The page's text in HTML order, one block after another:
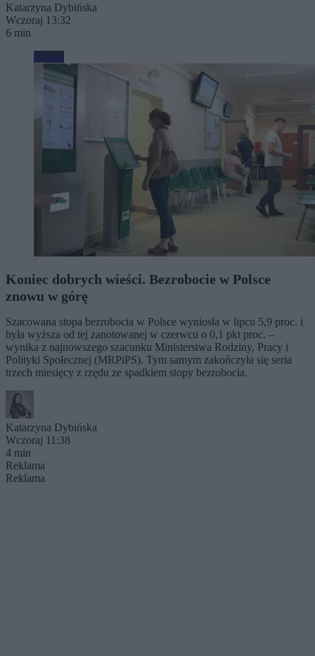
Katarzyna Dybińska
Wczoraj 13:32
6 min
Biznes
Koniec dobrych wieści. Bezrobocie w Polsce
znowu w górę
Szacowana stopa bezrobocia w Polsce wyniosła w lipcu 5,9 proc. i
była wyższa od tej zanotowanej w czerwcu o 0,1 pkt proc. –
wynika z najnowszego szacunku Ministerstwa Rodziny, Pracy i
Polityki Społecznej (MRPiPS). Tym samym zakończyła się seria
trzech miesięcy z rzędu ze spadkiem stopy bezrobocia.
Katarzyna Dybińska
Wczoraj 11:38
4 min
Reklama
Reklama